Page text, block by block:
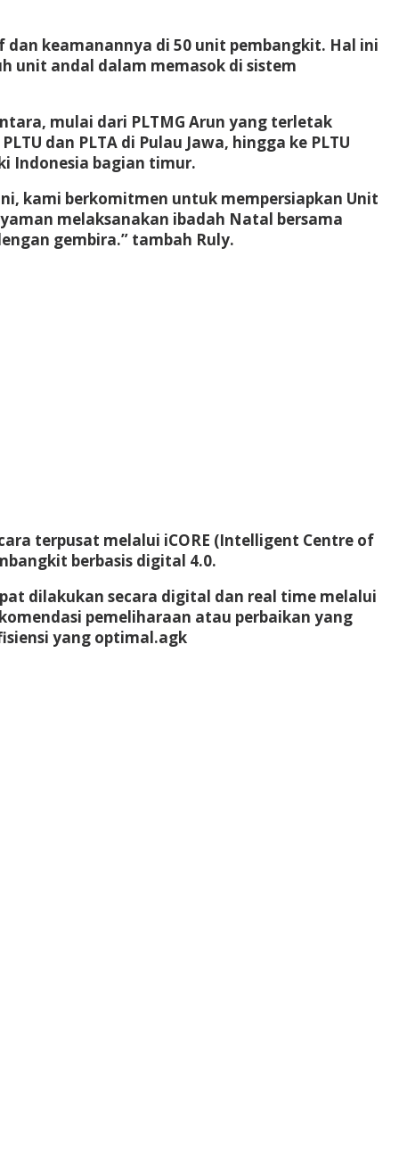
keamanannya di 50 unit pembangkit. Hal ini
unit andal dalam memasok di sistem
mulai dari PLTMG Arun yang terletak
dan PLTA di Pulau Jawa, hingga ke PLTU
Indonesia bagian timur.
kami berkomitmen untuk mempersiapkan Unit
melaksanakan ibadah Natal bersama
gembira.” tambah Ruly.
terpusat melalui iCORE (Intelligent Centre of
berbasis digital 4.0.
dilakukan secara digital dan real time melalui
pemeliharaan atau perbaikan yang
yang optimal.agk